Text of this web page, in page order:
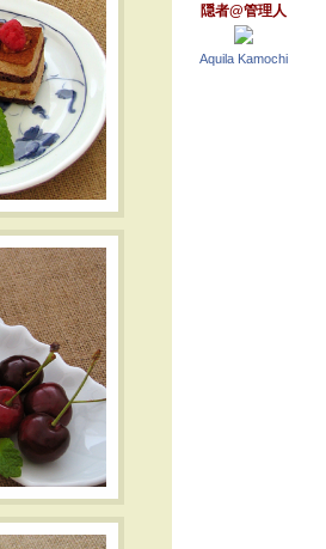
隠者@管理人
Aquila Kamochi